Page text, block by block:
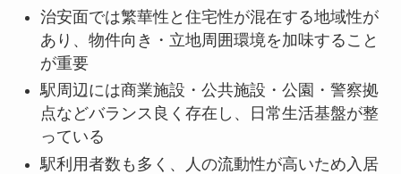
治安面では繁華性と住宅性が混在する地域性が
あり、物件向き・立地周囲環境を加味すること
が重要
駅周辺には商業施設・公共施設・公園・警察拠
点などバランス良く存在し、日常生活基盤が整
っている
駅利用者数も多く、人の流動性が高いため入居